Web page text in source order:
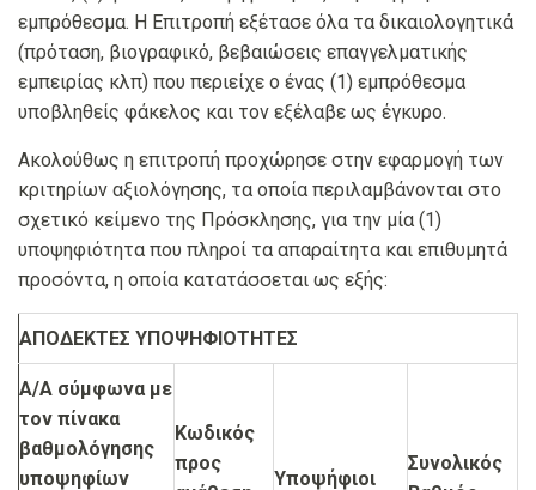
εμπρόθεσμα. Η Επιτροπή εξέτασε όλα τα δικαιολογητικά
(πρόταση, βιογραφικό, βεβαιώσεις επαγγελματικής
εμπειρίας κλπ) που περιείχε ο ένας (1) εμπρόθεσμα
υποβληθείς φάκελος και τον εξέλαβε ως έγκυρο.
Ακολούθως η επιτροπή προχώρησε στην εφαρμογή των
κριτηρίων αξιολόγησης, τα οποία περιλαμβάνονται στο
σχετικό κείμενο της Πρόσκλησης, για την μία (1)
υποψηφιότητα που πληροί τα απαραίτητα και επιθυμητά
προσόντα, η οποία κατατάσσεται ως εξής:
ΑΠΟΔΕΚΤΕΣ ΥΠΟΨΗΦΙΟΤΗΤΕΣ
Α/Α σύμφωνα με
τον πίνακα
βαθμολόγησης
υποψηφίων
Κωδικός
προς
Υποψήφιοι
Συνολικός